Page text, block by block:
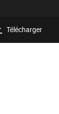
Télécharger